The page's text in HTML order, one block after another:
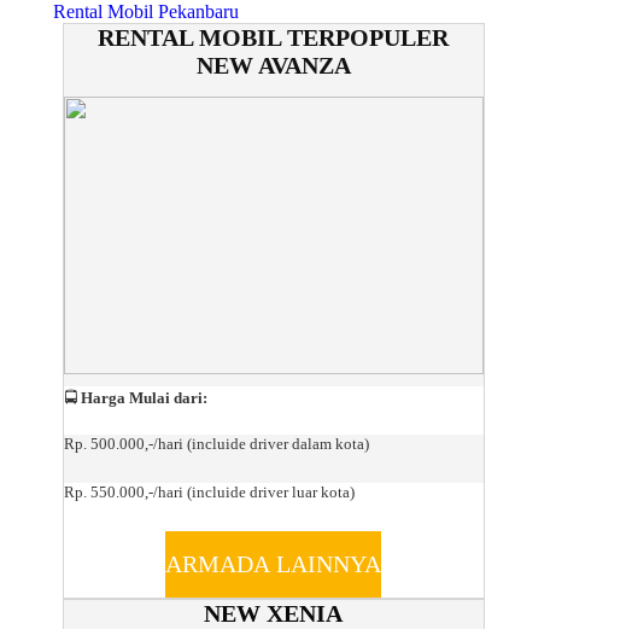
Rental Mobil Pekanbaru
RENTAL MOBIL TERPOPULER
NEW AVANZA
🚍 Harga Mulai dari:
Rp. 500.000,-/hari (incluide driver dalam kota)
Rp. 550.000,-/hari (incluide driver luar kota)
ARMADA LAINNYA
NEW XENIA